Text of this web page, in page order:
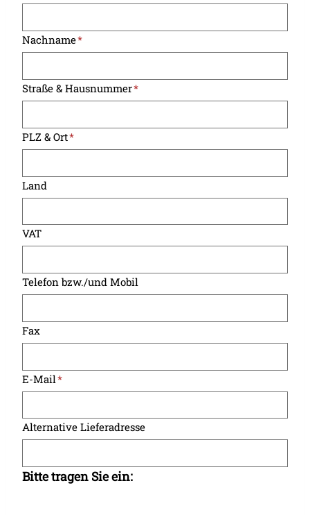
Nachname*
Straße & Hausnummer*
PLZ & Ort*
Land
VAT
Telefon bzw./und Mobil
Fax
E-Mail*
Alternative Lieferadresse
Bitte tragen Sie ein: